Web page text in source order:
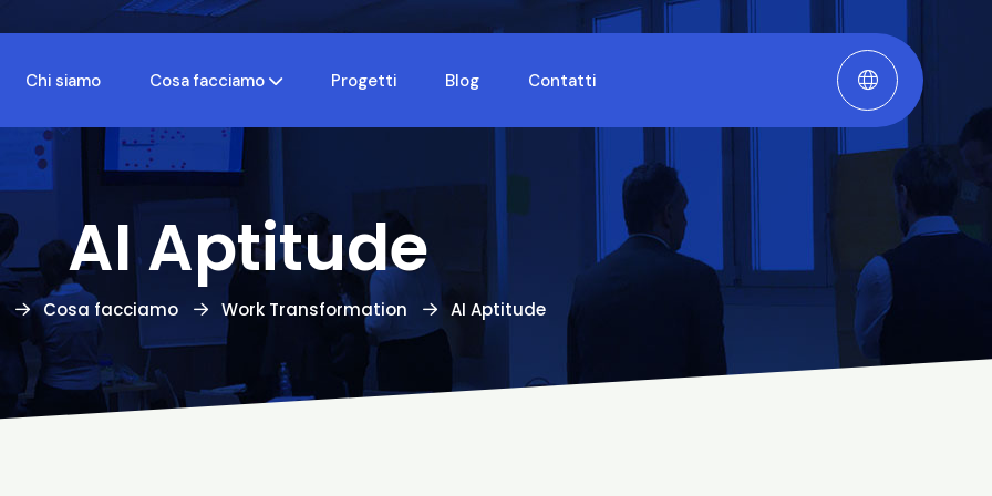
Chi siamo Cosa facciamo Progetti Blog Contatti
AI Aptitude
Cosa facciamo Work Transformation AI Aptitude